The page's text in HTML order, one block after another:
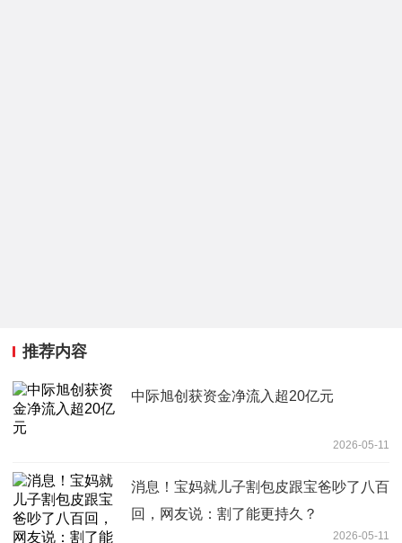
推荐内容
中际旭创获资金净流入超20亿元
2026-05-11
消息！宝妈就儿子割包皮跟宝爸吵了八百
回，网友说：割了能更持久？
2026-05-11